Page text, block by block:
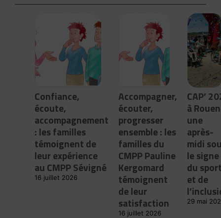
Confiance,
écoute,
accompagnement
: les familles
témoignent de
leur expérience
au CMPP Sévigné
16 juillet 2026
Accompagner,
écouter,
progresser
ensemble : les
familles du
CMPP Pauline
Kergomard
témoignent
de leur
satisfaction
16 juillet 2026
CAP’
à
une
après-
midi
le signe
du
et de
29 mai